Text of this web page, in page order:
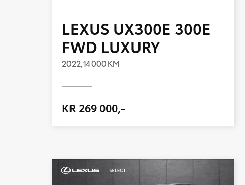
LEXUS UX300E 300E
FWD LUXURY
2022,14 000 KM
KR 269 000,-